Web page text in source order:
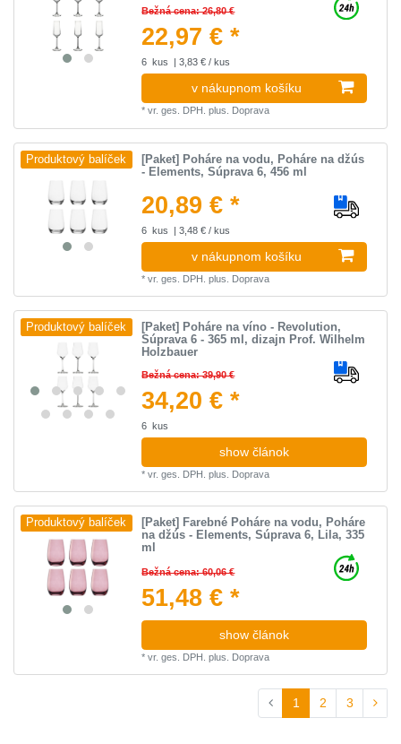
Bežná cena: 26,80 €
22,97 € *
6 kus | 3,83 € / kus
v nákupnom košíku
*vr. ges. DPH. plus. Doprava
Produktový balíček
[Paket] Poháre na vodu, Poháre na džús
- Elements, Súprava 6, 456 ml
20,89 € *
6 kus | 3,48 € / kus
v nákupnom košíku
*vr. ges. DPH. plus. Doprava
Produktový balíček
[Paket] Poháre na víno - Revolution,
Súprava 6 - 365 ml, dizajn Prof. Wilhelm
Holzbauer
Bežná cena: 39,90 €
34,20 € *
6 kus
show článok
*vr. ges. DPH. plus. Doprava
Produktový balíček
[Paket] Farebné Poháre na vodu, Poháre
na džús - Elements, Súprava 6, Lila, 335
ml
Bežná cena: 60,06 €
51,48 € *
show článok
*vr. ges. DPH. plus. Doprava
1 2 3